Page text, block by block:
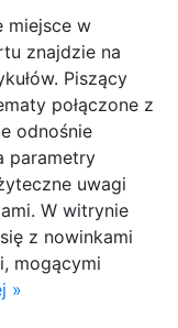
miejsce w
znajdzie na
Piszący
połączone z
odnośnie
parametry
uwagi
W witrynie
z nowinkami
mogącymi
»